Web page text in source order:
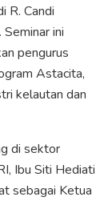
R. Candi
ini
pengurus
Astacita,
kelautan dan
di sektor
Ibu Siti Hediati
sebagai Ketua